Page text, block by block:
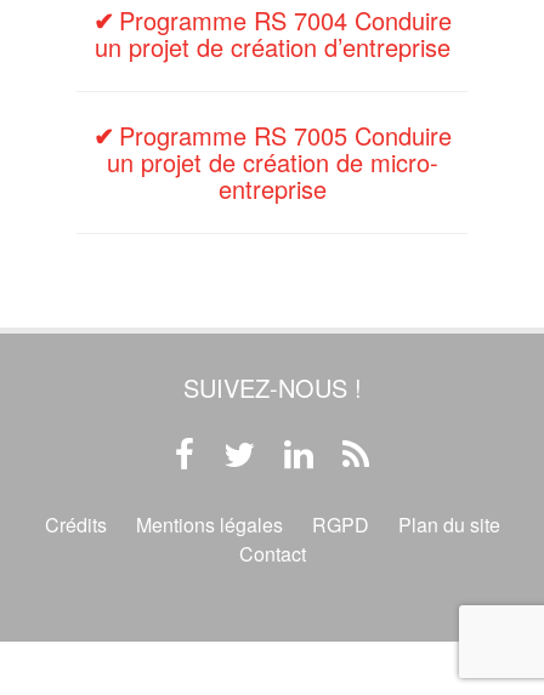
Programme RS 7004 Conduire
un projet de création d’entreprise
Programme RS 7005 Conduire
un projet de création de micro-
entreprise
SUIVEZ-NOUS !
Crédits Mentions légales RGPD
Plan du site
Contact